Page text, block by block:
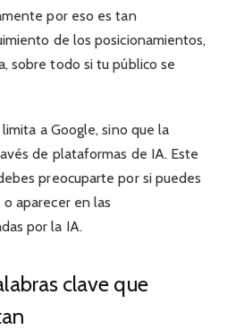
por eso es tan
de los posicionamientos,
sobre todo si tu público se
a Google, sino que la
de plataformas de IA. Este
preocuparte por si puedes
aparecer en las
por la IA.
clave que